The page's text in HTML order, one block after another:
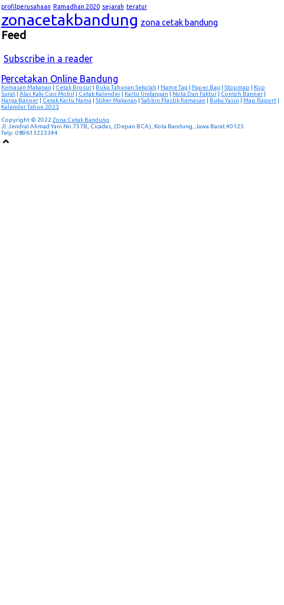
profilperusahaan Ramadhan 2020 sejarah teratur
zonacetakbandung zona cetak bandung
Feed
Subscribe in a reader
Percetakan Online Bandung
Kemasan Makanan | Cetak Brosur| Buku Tahunan Sekolah | Name Tag | Paper Bag | Stopmap | Kop
Surat| Alas Kaki Cuci Mobil | Cetak Kalender| Kartu Undangan | Nota Dan Faktur| Contoh Banner|
Harga Banner| Cetak Kartu Nama | Stiker Makanan | Sablon Plastik Kemasan | Buku Yasin | Map Raport|
Kalender Tahun 2023
Copyright © 2022 Zona Cetak Bandung
Jl. Jendral Ahmad Yani No.757B, Cicadas, (Depan BCA), Kota Bandung, Jawa Barat 40125
Telp. 089613223344